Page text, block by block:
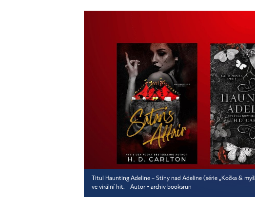
Titul Haunting Adeline – Stíny nad Adeline (série „Kočka &
ve virální hit.
Autor ▪ archiv booksrun